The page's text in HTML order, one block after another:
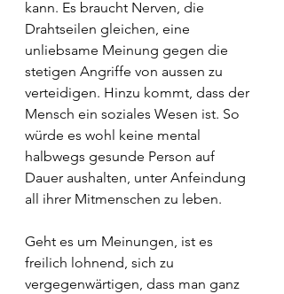
kann. Es braucht Nerven, die
Drahtseilen gleichen, eine
unliebsame Meinung gegen die
stetigen Angriffe von aussen zu
verteidigen. Hinzu kommt, dass der
Mensch ein soziales Wesen ist. So
würde es wohl keine mental
halbwegs gesunde Person auf
Dauer aushalten, unter Anfeindung
all ihrer Mitmenschen zu leben.
Geht es um Meinungen, ist es
freilich lohnend, sich zu
vergegenwärtigen, dass man ganz